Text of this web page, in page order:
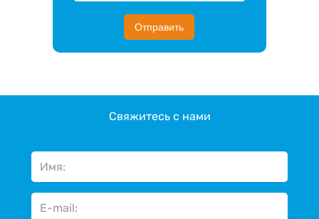
Отправить
Свяжитесь с нами